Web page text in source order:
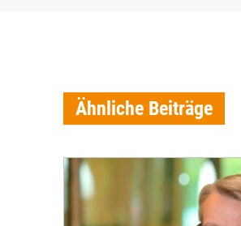
Ähnliche Beiträge